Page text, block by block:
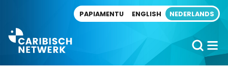
PAPIAMENTU ENGLISH NEDERLANDS